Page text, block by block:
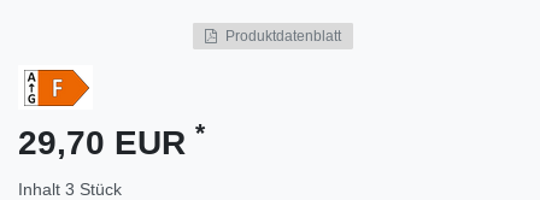
Produktdatenblatt
29,70 EUR *
Inhalt 3 Stück